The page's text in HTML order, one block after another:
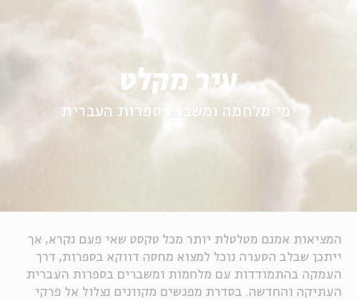
עיר מקלט
ימי מלחמה ומשבר בספרות העברית
המציאות אמנם מטלטלת יותר מכל טקסט שאי פעם נקרא, אך
ייתכן שבלב הסערה נוכל למצוא מחסה דווקא בספרות, דרך
העמקה בהתמודדות עם מלחמות ומשברים בספרות העברית
העתיקה והחדשה. בסדרת מפגשים מקוונים נצלול אל פרקי